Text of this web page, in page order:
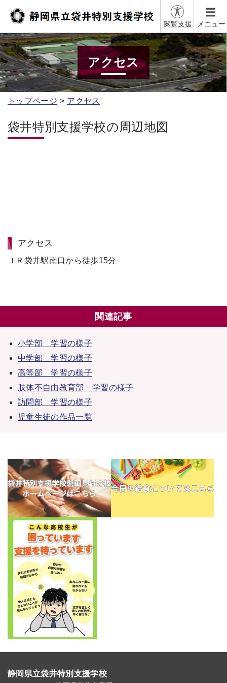
閲覧支援 メニュー
アクセス
トップページ アクセス
袋井特別支援学校の周辺地図
アクセス
ＪＲ袋井駅南口から徒歩15分
関連記事
小学部 学習の様子
中学部 学習の様子
高等部 学習の様子
肢体不自由教育部 学習の様子
訪問部 学習の様子
児童生徒の作品一覧
静岡県立袋井特別支援学校